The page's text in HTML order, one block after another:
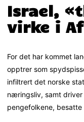
Israel,
virke i
For det har kommet
opptrer som
infiltrert det norske
næringsliv, samt driver
pengefolkene,